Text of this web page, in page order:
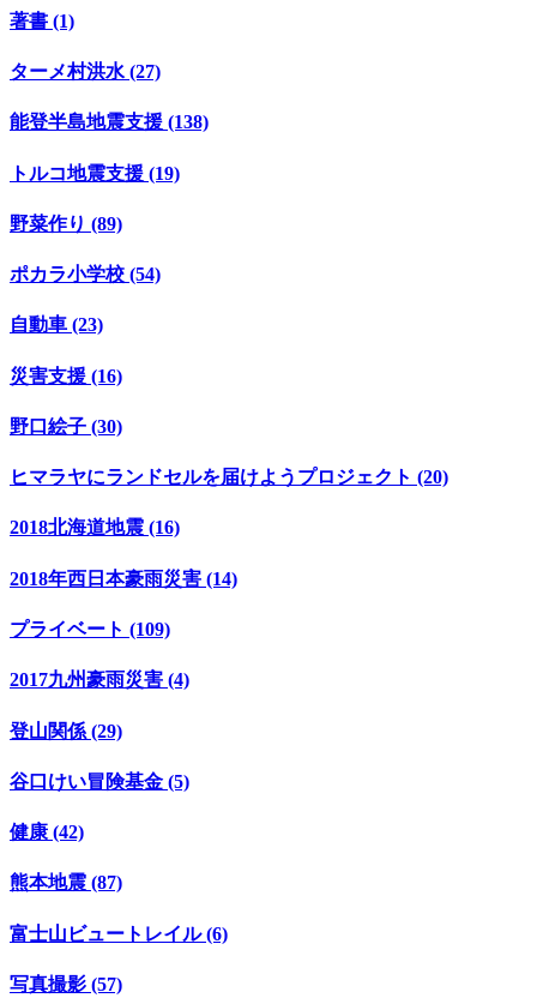
著書 (1)
ターメ村洪水 (27)
能登半島地震支援 (138)
トルコ地震支援 (19)
野菜作り (89)
ポカラ小学校 (54)
自動車 (23)
災害支援 (16)
野口絵子 (30)
ヒマラヤにランドセルを届けようプロジェクト (20)
2018北海道地震 (16)
2018年西日本豪雨災害 (14)
プライベート (109)
2017九州豪雨災害 (4)
登山関係 (29)
谷口けい冒険基金 (5)
健康 (42)
熊本地震 (87)
富士山ビュートレイル (6)
写真撮影 (57)